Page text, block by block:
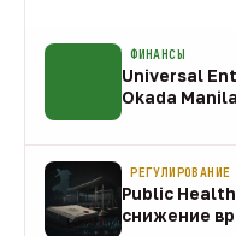
ФИНАНСЫ
Universal
Okada
РЕГУЛИРОВАНИЕ
Public
снижение